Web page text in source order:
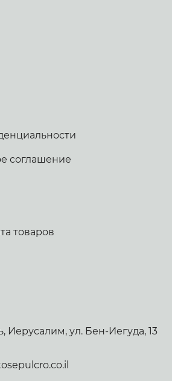
соглашение
товаров
Иерусалим, ул. Бен-Иегуда, 13